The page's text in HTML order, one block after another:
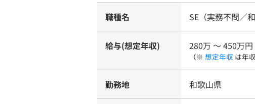
職種名 SE（実務不問／和
給与(想定年収) 280万 〜 450万円
（※ 想定年収 は年
勤務地 和歌山県